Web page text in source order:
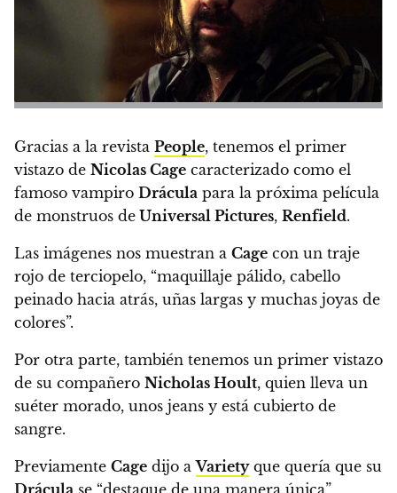
Gracias a la revista People, tenemos el primer
vistazo de Nicolas Cage caracterizado como el
famoso vampiro Drácula para la próxima película
de monstruos de Universal Pictures, Renfield.
Las imágenes nos muestran a Cage con un traje
rojo de terciopelo, “maquillaje pálido, cabello
peinado hacia atrás, uñas largas y muchas joyas de
colores”.
Por otra parte, también tenemos un primer vistazo
de su compañero Nicholas Hoult, quien lleva un
suéter morado, unos jeans y está cubierto de
sangre.
Previamente Cage dijo aVariety que quería que su
Drácula se “destaque de una manera única”